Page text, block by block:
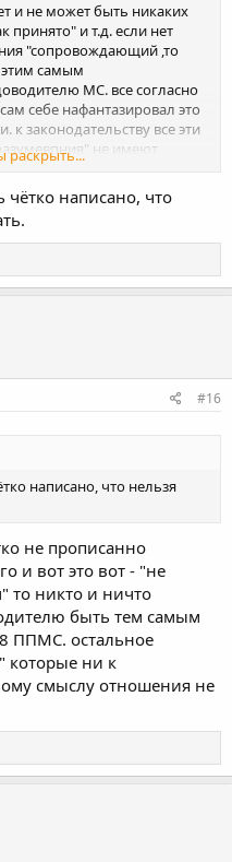
и не может быть никаких
принято" и т.д. если нет
"сопровождающий ,то
самым
МС. все согласно
себе нафантазировал это
законодательству все эти
не имеют
судах используемых
ГИМС нет и не может
впринципе
раскрыть...
написано, что
#16
написано, что нельзя
не прописанно
и вот это вот - "не
то никто и ничто
быть тем самым
ППМС. остальное
которые ни к
смыслу отношения не